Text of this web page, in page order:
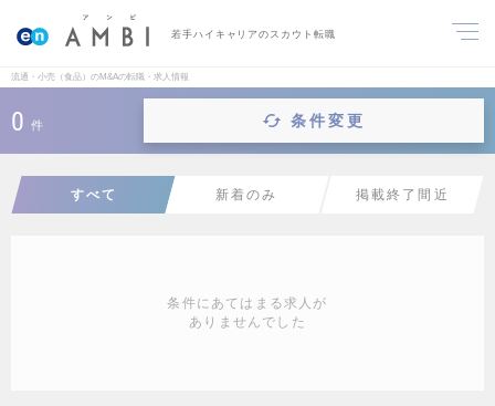
若手ハイキャリアのスカウト転職
流通・小売（食品）のM&Aの転職・求人情報
0 件 条件変更
すべて 新着のみ 掲載終了間近
条件にあてはまる求人が
ありませんでした